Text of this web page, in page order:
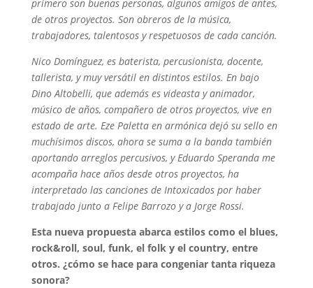
primero son buenas personas, algunos amigos de antes,
de otros proyectos. Son obreros de la música,
trabajadores, talentosos y respetuosos de cada canción.
Nico Domínguez, es baterista, percusionista, docente,
tallerista, y muy versátil en distintos estilos. En bajo
Dino Altobelli, que además es videasta y animador,
músico de años, compañero de otros proyectos, vive en
estado de arte. Eze Paletta en armónica dejó su sello en
muchísimos discos, ahora se suma a la banda también
aportando arreglos percusivos, y Eduardo Speranda me
acompaña hace años desde otros proyectos, ha
interpretado las canciones de Intoxicados por haber
trabajado junto a Felipe Barrozo y a Jorge Rossi.
Esta nueva propuesta abarca estilos como el blues,
rock&roll, soul, funk, el folk y el country, entre
otros. ¿cómo se hace para congeniar tanta riqueza
sonora?